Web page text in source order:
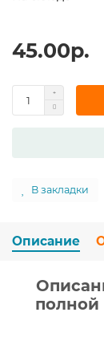
45.00р.
В закладки
Описание
полной